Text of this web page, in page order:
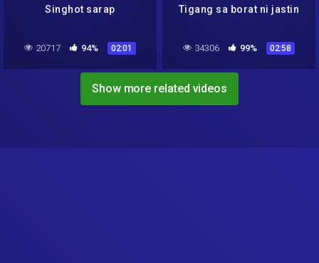
Singhot sarap
20717 94% 02:01
Tigang sa borat ni jastin
34306 99% 02:58
Show more related videos